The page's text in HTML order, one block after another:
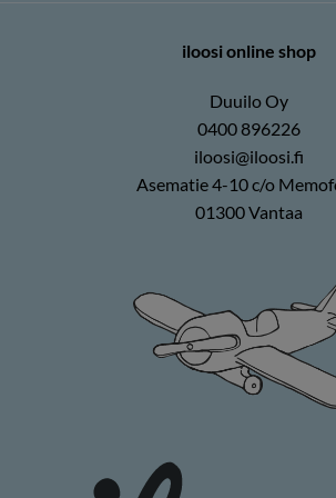
iloosi online shop
Duuilo Oy
0400 896226
iloosi@iloosi.fi
Asematie 4-10 c/o
01300 Vantaa